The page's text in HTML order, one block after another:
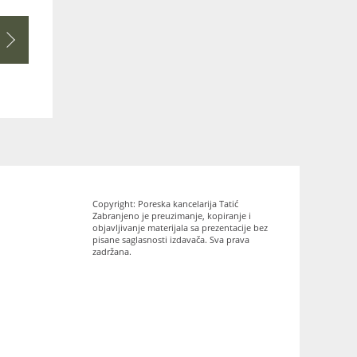
Copyright: Poreska kancelarija Tatić
Zabranjeno je preuzimanje, kopiranje i
objavljivanje materijala sa prezentacije bez
pisane saglasnosti izdavača. Sva prava
zadržana.